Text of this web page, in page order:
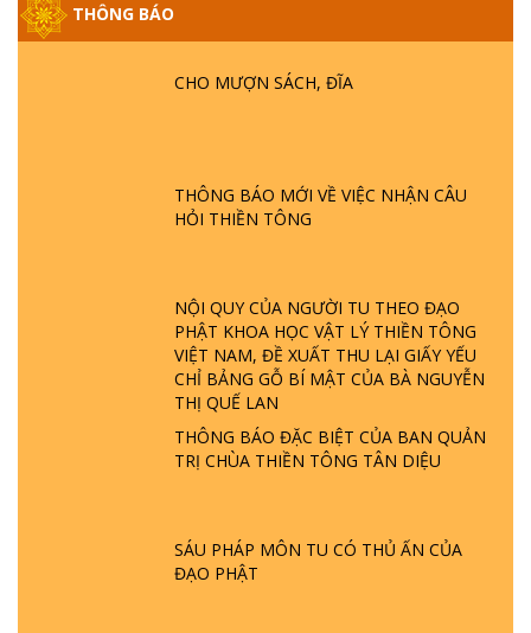
THÔNG BÁO
CHO MƯỢN SÁCH, ĐĨA
THÔNG BÁO MỚI VỀ VIỆC NHẬN CÂU
HỎI THIỀN TÔNG
NỘI QUY CỦA NGƯỜI TU THEO ĐẠO
PHẬT KHOA HỌC VẬT LÝ THIỀN TÔNG
VIỆT NAM, ĐỀ XUẤT THU LẠI GIẤY YẾU
CHỈ BẢNG GỖ BÍ MẬT CỦA BÀ NGUYỄN
THỊ QUẾ LAN
THÔNG BÁO ĐẶC BIỆT CỦA BAN QUẢN
TRỊ CHÙA THIỀN TÔNG TÂN DIỆU
SÁU PHÁP MÔN TU CÓ THỦ ẤN CỦA
ĐẠO PHẬT
GIẢI ĐÁP ĐẶC BIỆT P25 - SUỐT 49 NĂM
PHẬT KHÔNG NÓI? HỘI LONG HOA LÀ
HỘI GÌ? TỬ VÌ ĐẠO
PHẬT GIỚI CÓ THỜI GIAN KHÔNG? |
TTTD
LÀ AI? QUỶ SA TĂNG? | TTTD
GIẢI ĐÁP THIỀN TÔNG ĐẶC BIỆT P22 - TẠI
SAO TRÁI ĐẤT NHIỀU THIÊN TAI - LŨ LỤT
- HỎA HOẠN | TTTD
GIẢI ĐÁP THIỀN TÔNG ĐẶC BIỆT P21 - TẠI
GIẢI ĐÁP VỀ LỄ TIỄN THIỀN TÔNG SƯ